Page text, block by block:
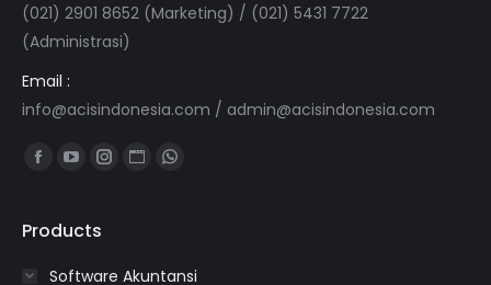
(021) 2901 8652 (Marketing) / (021) 5431 7722
(Administrasi)
Email :
info@acisindonesia.com / admin@acisindonesia.com
Find us on:
Facebook
opens
YouTube
opens
Instagram
WebsiteWhatsapp
Products
Software Akuntansi